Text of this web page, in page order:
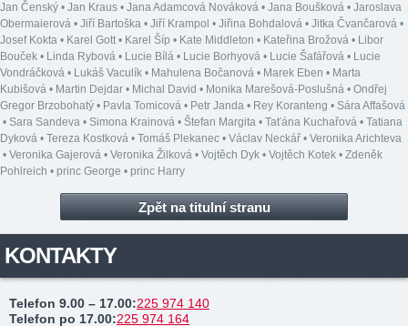
Jan Čenský • Jan Kraus • Jana Adamcová Nováková • Jana Boušková • Jaroslava
Obermaierová • Jiří Bartoška • Jiří Krampol • Jiřina Bohdalová • Jitka Čvančarová •
Josef Kokta • Karel Gott• Karel Šíp • Kate Middleton • Kateřina Brožová • Libor
Bouček • Linda Rybová • Lucie Bílá • Lucie Borhyová • Lucie Šafářová • Lucie
Vondráčková • Lukáš Vaculík • Mahulena Bočanová • Marek Eben • Marta
Kubišová • Martin Dejdar • Michal David • Monika Marešová-Poslušná • Ondřej
Gregor Brzobohatý • Pavla Tomicová • Petr Janda • Rey Koranteng • Sára Affašová
• Sara Sandeva • Simona Krainová • Štefan Margita • Taťána Kuchařová • Tatiana
Dyková • Tereza Kostková • Tomáš Plekanec • Václav Neckář • Veronika Arichteva
• Veronika Gajerová • Veronika Žilková • Vojtěch Dyk • Vojtěch Kotek • Zdeněk
Pohlreich • princ George • princ Harry
Zpět na titulní stranu
KONTAKTY
Telefon 9.00 – 17.00:225 974 140
Telefon po 17.00:225 974 164